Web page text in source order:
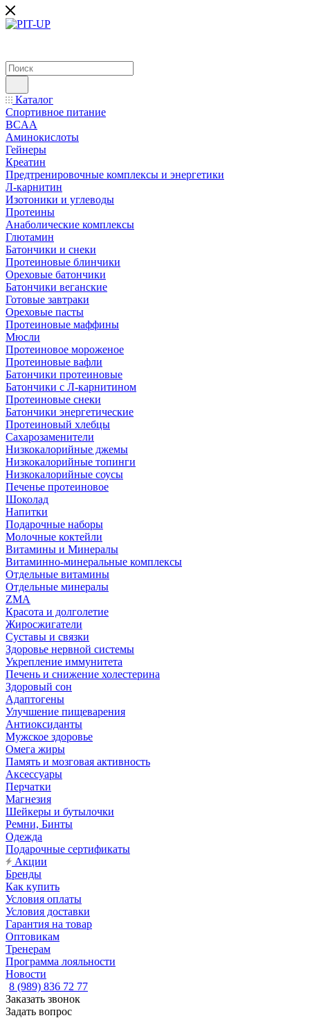
Каталог
Спортивное питание
BCAA
Аминокислоты
Гейнеры
Креатин
Предтренировочные комплексы и энергетики
Л-карнитин
Изотоники и углеводы
Протеины
Анаболические комплексы
Глютамин
Батончики и снеки
Протеиновые блинчики
Ореховые батончики
Батончики веганские
Готовые завтраки
Ореховые пасты
Протеиновые маффины
Мюсли
Протеиновое мороженое
Протеиновые вафли
Батончики протеиновые
Батончики с Л-карнитином
Протеиновые снеки
Батончики энергетические
Протеиновый хлебцы
Сахарозаменители
Низкокалорийные джемы
Низкокалорийные топинги
Низкокалорийные соусы
Печенье протеиновое
Шоколад
Напитки
Подарочные наборы
Молочные коктейли
Витамины и Минералы
Витаминно-минеральные комплексы
Отдельные витамины
Отдельные минералы
ZMA
Красота и долголетие
Жиросжигатели
Суставы и связки
Здоровье нервной системы
Укрепление иммунитета
Печень и снижение холестерина
Здоровый сон
Адаптогены
Улучшение пищеварения
Антиоксиданты
Мужское здоровье
Омега жиры
Память и мозговая активность
Аксессуары
Перчатки
Магнезия
Шейкеры и бутылочки
Ремни, Бинты
Одежда
Подарочные сертификаты
Акции
Бренды
Как купить
Условия оплаты
Условия доставки
Гарантия на товар
Оптовикам
Тренерам
Программа лояльности
Новости
8 (989) 836 72 77
Заказать звонок
Задать вопрос